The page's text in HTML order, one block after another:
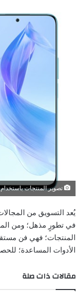
تصوير المنتجات
يُعد التسويق من
في تطورٍ مذهل؛ ومن
المنتجات؛ فهي فن
الأدوات المساعدة؛
مقالات ذات صلة